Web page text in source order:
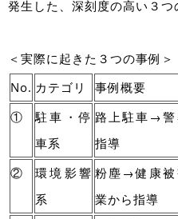
発生した、深刻度の高い３つ
＜実際に起きた３つの事例＞
No. カテゴリ 事例概要
①
駐車・停
車系
路上駐車→
指導
②
環境影響
系
粉塵→健康
業から指導